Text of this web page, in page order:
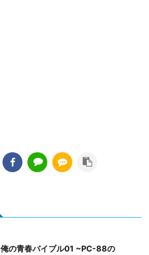
俺の青春バイブル01 ~PC-88の